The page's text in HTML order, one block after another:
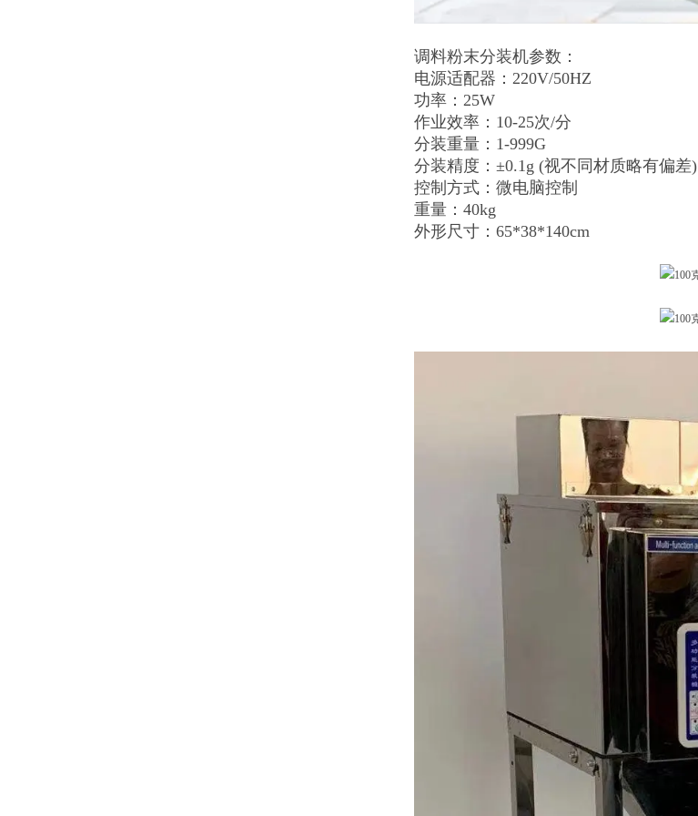
调料粉末分装机参数：
电源适配器：220V/50HZ
功率：25W
作业效率：10-25次/分
分装重量：1-999G
分装精度：±0.1g (视不同材质略有偏差)
控制方式：微电脑控制
重量：40kg
外形尺寸：65*38*140cm